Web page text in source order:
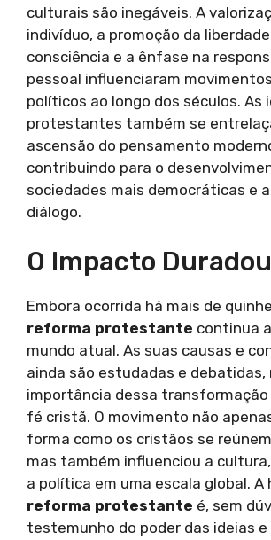
culturais são inegáveis. A
indivíduo, a promoção da
consciência e a ênfase na
pessoal influenciaram
políticos ao longo dos séculos. As
protestantes também se
ascensão do pensamento
contribuindo para o
sociedades mais democráticas e
diálogo.
O Impacto
Embora ocorrida há mais de
reforma protestante continua
mundo atual. As suas causas e
ainda são estudadas e debatidas,
importância dessa
fé cristã. O movimento não
forma como os cristãos se
mas também influenciou a
a política em uma escala global. A
reforma protestante é, sem
testemunho do poder das ideias e